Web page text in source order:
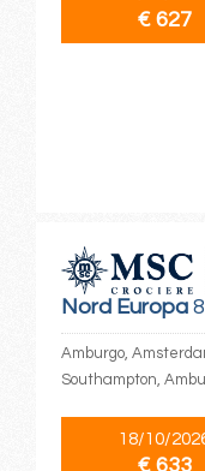
€ 627
Nord Europa8
Amburgo,
Southampton,
18/10/
€ 633